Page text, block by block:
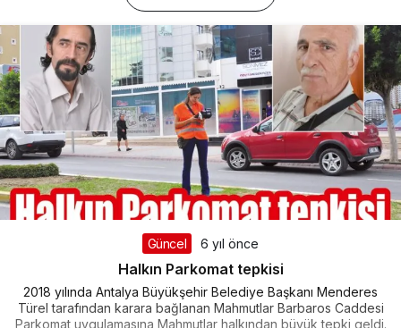
Güncel 6 yıl önce
Halkın Parkomat tepkisi
2018 yılında Antalya Büyükşehir Belediye Başkanı Menderes
Türel tarafından karara bağlanan Mahmutlar Barbaros Caddesi
Parkomat uygulamasına Mahmutlar halkından büyük tepki geldi.